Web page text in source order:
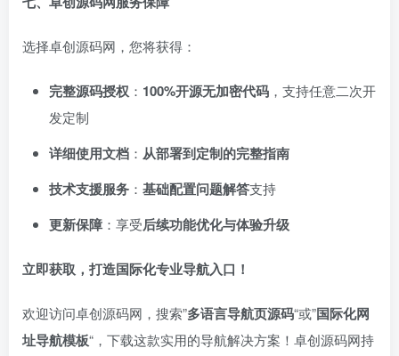
选择卓创源码网，您将获得：
完整源码授权 ： 100%开源无加密代码 ，支持任意二次开
发定制
详细使用文档 ： 从部署到定制的完整指南
技术支援服务 ： 基础配置问题解答支持
更新保障 ：享受后续功能优化与体验升级
立即获取，打造国际化专业导航入口！
欢迎访问卓创源码网，搜索”多语言导航页源码“或”国际化网
址导航模板“，下载这款实用的导航解决方案！卓创源码网持